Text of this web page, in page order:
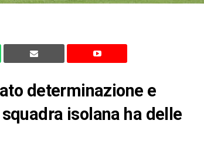
determinazione e
isolana ha delle